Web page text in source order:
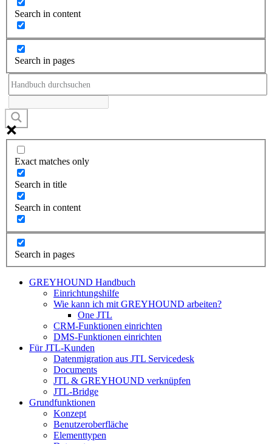
Search in content
Search in pages
Exact matches only
Search in title
Search in content
Search in pages
GREYHOUND Handbuch
Einrichtungshilfe
Wie kann ich mit GREYHOUND arbeiten?
One JTL
CRM-Funktionen einrichten
DMS-Funktionen einrichten
Für JTL-Kunden
Datenmigration aus JTL Servicedesk
Documents
JTL & GREYHOUND verknüpfen
JTL-Bridge
Grundfunktionen
Konzept
Benutzeroberfläche
Elementtypen